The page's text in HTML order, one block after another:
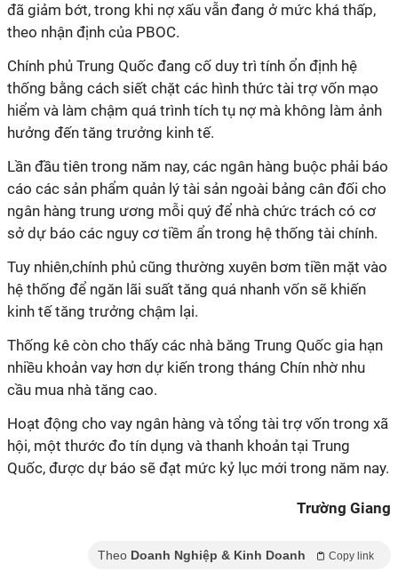
đã giảm bớt, trong khi nợ xấu vẫn đang ở mức khá thấp,
theo nhận định của PBOC.
Chính phủ Trung Quốc đang cố duy trì tính ổn định hệ
thống bằng cách siết chặt các hình thức tài trợ vốn mạo
hiểm và làm chậm quá trình tích tụ nợ mà không làm ảnh
hưởng đến tăng trưởng kinh tế.
Lần đầu tiên trong năm nay, các ngân hàng buộc phải báo
cáo các sản phẩm quản lý tài sản ngoài bảng cân đối cho
ngân hàng trung ương mỗi quý để nhà chức trách có cơ
sở dự báo các nguy cơ tiềm ẩn trong hệ thống tài chính.
Tuy nhiên,chính phủ cũng thường xuyên bơm tiền mặt vào
hệ thống để ngăn lãi suất tăng quá nhanh vốn sẽ khiến
kinh tế tăng trưởng chậm lại.
Thống kê còn cho thấy các nhà băng Trung Quốc gia hạn
nhiều khoản vay hơn dự kiến trong tháng Chín nhờ nhu
cầu mua nhà tăng cao.
Hoạt động cho vay ngân hàng và tổng tài trợ vốn trong xã
hội, một thước đo tín dụng và thanh khoản tại Trung
Quốc, được dự báo sẽ đạt mức kỷ lục mới trong năm nay.
Trường Giang
Theo Doanh Nghiệp & Kinh Doanh Copy link